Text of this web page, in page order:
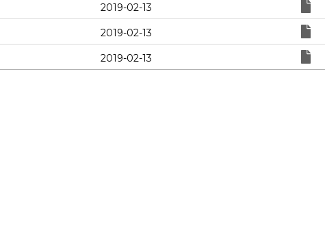
2019-02-13
2019-02-13
2019-02-13